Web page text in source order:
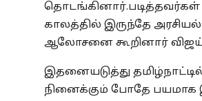
தொடங்கினார்.படித்தவர்கள்
காலத்தில் இருந்தே
ஆலோசனை கூறினார்
இதனையடுத்து
நினைக்கும் போதே பயமாக